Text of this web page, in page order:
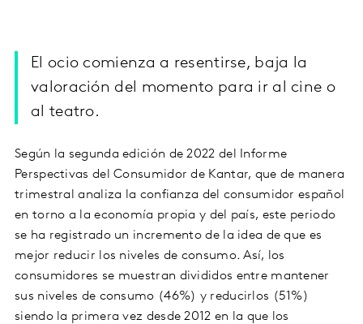
El ocio comienza a resentirse, baja la
valoración del momento para ir al cine o
al teatro.
Según la segunda edición de 2022 del Informe
Perspectivas del Consumidor de Kantar, que de manera
trimestral analiza la confianza del consumidor español
en torno a la economía propia y del país, este periodo
se ha registrado un incremento de la idea de que es
mejor reducir los niveles de consumo. Así, los
consumidores se muestran divididos entre mantener
sus niveles de consumo (46%) y reducirlos (51%)
siendo la primera vez desde 2012 en la que los